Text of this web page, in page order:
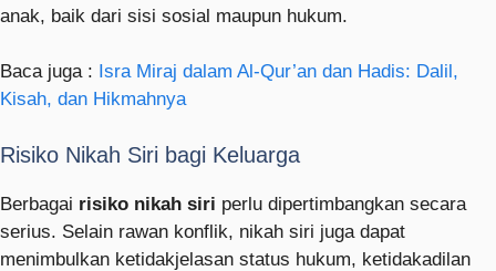
anak, baik dari sisi sosial maupun hukum.
Baca juga : Isra Miraj dalam Al-Qur’an dan Hadis: Dalil,
Kisah, dan Hikmahnya
Risiko Nikah Siri bagi Keluarga
Berbagai risiko nikah siri perlu dipertimbangkan secara
serius. Selain rawan konflik, nikah siri juga dapat
menimbulkan ketidakjelasan status hukum, ketidakadilan